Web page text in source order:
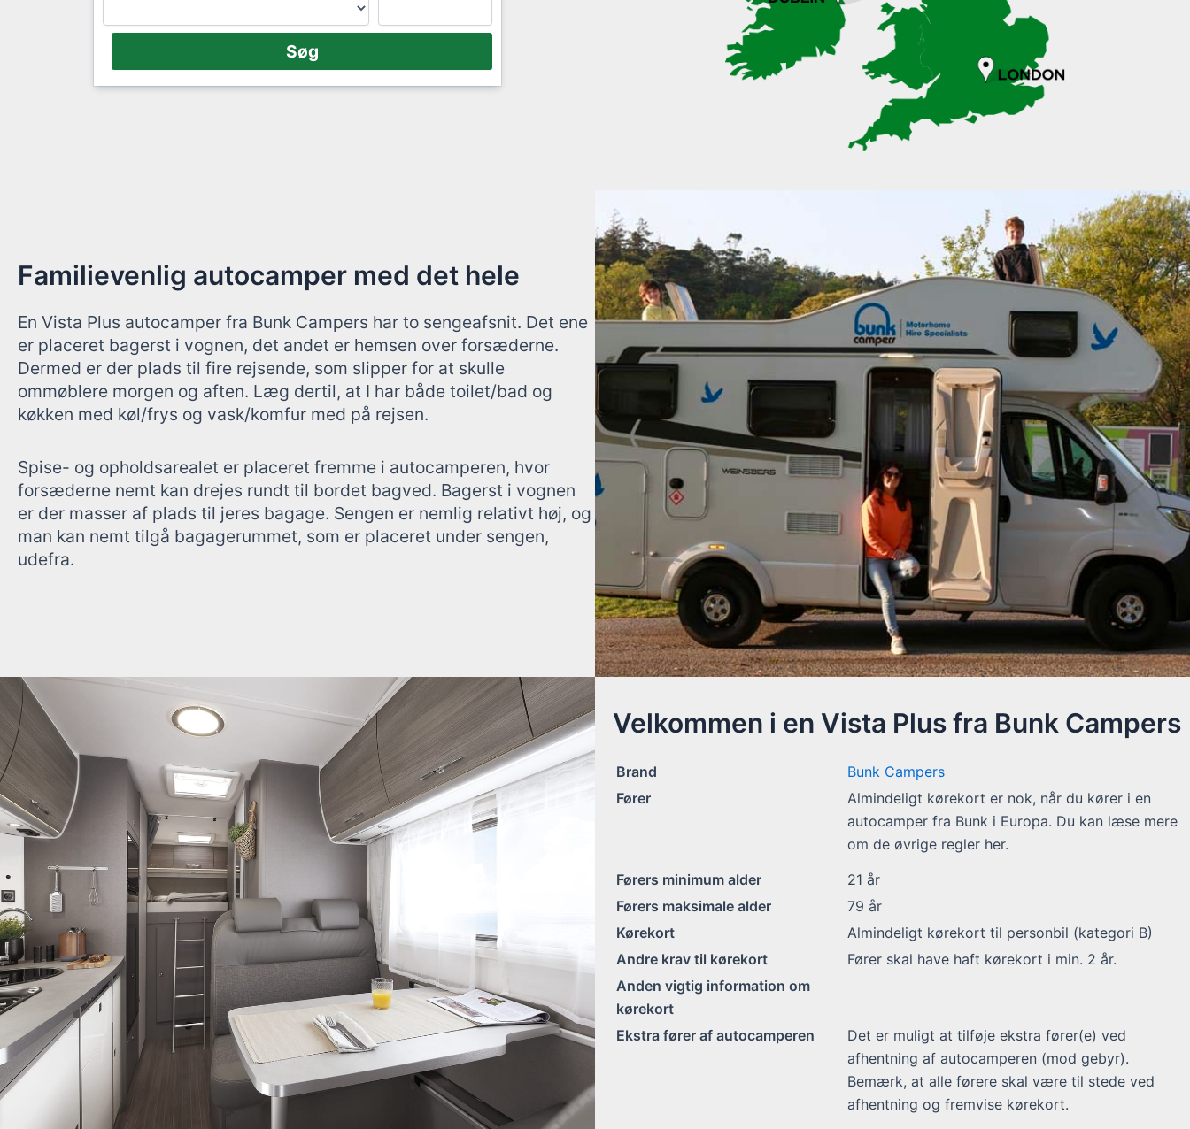
Familievenlig autocamper med det hele
En Vista Plus autocamper fra Bunk Campers har to sengeafsnit. Det ene
er placeret bagerst i vognen, det andet er hemsen over forsæderne.
Dermed er der plads til fire rejsende, som slipper for at skulle
ommøblere morgen og aften. Læg dertil, at I har både toilet/bad og
køkken med køl/frys og vask/komfur med på rejsen.
Spise- og opholdsarealet er placeret fremme i autocamperen, hvor
forsæderne nemt kan drejes rundt til bordet bagved. Bagerst i vognen
er der masser af plads til jeres bagage. Sengen er nemlig relativt høj, og
man kan nemt tilgå bagagerummet, som er placeret under sengen,
udefra.
Velkommen i en Vista Plus fra Bunk Campers
Brand
Bunk Campers
Fører
Almindeligt kørekort er nok, når du kører i en
autocamper fra Bunk i Europa. Du kan læse mere
om de øvrige regler her.
Førers minimum alder
21 år
Førers maksimale alder
79 år
Kørekort
Almindeligt kørekort til personbil (kategori B)
Andre krav til kørekort
Fører skal have haft kørekort i min. 2 år.
Anden vigtig information om
kørekort
Ekstra fører af autocamperen
Det er muligt at tilføje ekstra fører(e) ved
afhentning af autocamperen (mod gebyr).
Bemærk, at alle førere skal være til stede ved
afhentning og fremvise kørekort.